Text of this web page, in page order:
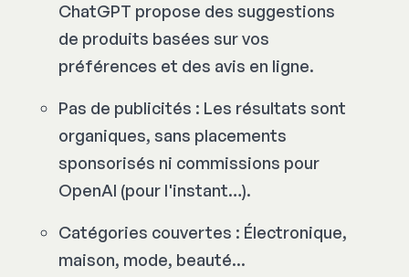
ChatGPT propose des suggestions
de produits basées sur vos
préférences et des avis en ligne.
Pas de publicités : Les résultats sont
organiques, sans placements
sponsorisés ni commissions pour
OpenAI (pour l'instant…).
Catégories couvertes : Électronique,
maison, mode, beauté...